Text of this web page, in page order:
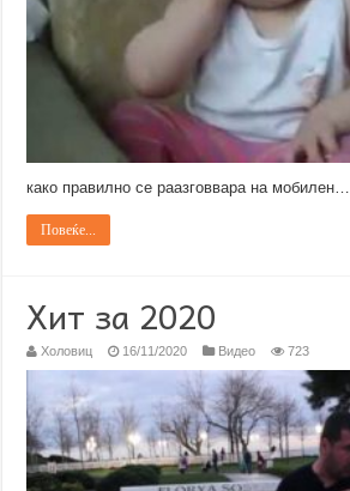
како правилно се раазговвара на мобилен…
Повеќе...
Хит за 2020
Холовиц 16/11/2020 Видео 723